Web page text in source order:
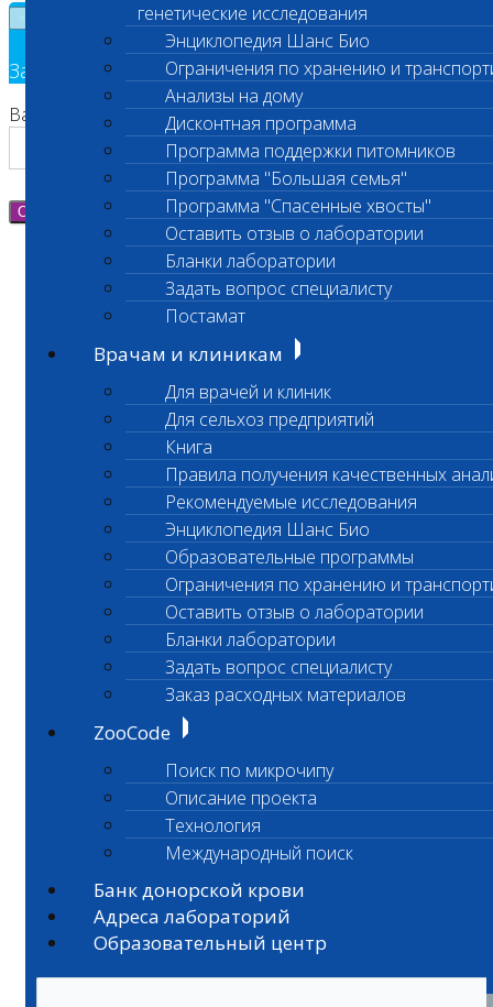
генетические исследования
Энциклопедия Шанс Био
Ограничения по хранению и
Анализы на дому
Дисконтная программа
Программа поддержки питомников
Программа "Большая семья"
Программа "Спасенные хвосты"
Оставить отзыв о лаборатории
Бланки лаборатории
Задать вопрос специалисту
Постамат
Врачам и клиникам
Для врачей и клиник
Для сельхоз предприятий
Книга
Правила получения качественных
Рекомендуемые исследования
Энциклопедия Шанс Био
Образовательные программы
Ограничения по хранению и
Оставить отзыв о лаборатории
Бланки лаборатории
Задать вопрос специалисту
Заказ расходных материалов
ZooCode
Поиск по микрочипу
Описание проекта
Технология
Международный поиск
Банк донорской крови
Адреса лабораторий
Образовательный центр
Заявка на обратный звонок
Ваш номер телефона
Отправить